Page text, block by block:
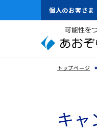
文
ャ
個人のお客さま
スペー
よく
トップページ
キャ